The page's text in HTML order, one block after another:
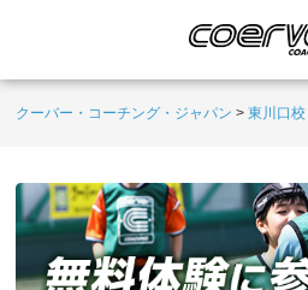
クーバー・コーチング・ジャパン >東川口校